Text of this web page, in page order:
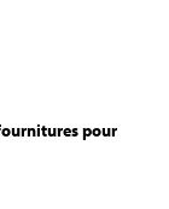
pour